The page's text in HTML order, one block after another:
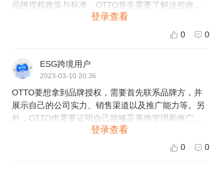
品牌授权政策与标准，OTTO首先需要了解这些政策
及标准，以便全面满足品牌授权的要求。 2. 提供店铺
资料：在开始品牌授权申请之前，OTTO需要提供店
值。 3. 了解授权规则：OTTO需要详细了解品牌授权
的规则，以便更好地向品牌方做出承诺。授权规则包
括销售要求、库存和定价等主要条款和条件。 4. 设计
具体销售方案：OTTO需要准备一份具体的销售方
案，明确包括营销推广、渠道分析、营销策略、市场
细分分析及市场份额等细节。 5. 联系品牌方：OTTO
需要主动与品牌方建立联系，并详细介绍自己的平台
登录查看
0 0
ESG跨境用户
2023-03-10 20:36
OTTO要想拿到品牌授权，需要首先联系品牌方，并
展示自己的公司实力、销售渠道以及推广能力等。另
外，OTTO也需要证明自己能够妥善地管理和推广品
牌，保护品牌知识产权，确保品牌形象和声誉不受损
害。此外，品牌方还需要评估OTTO是否与其品牌定
登录查看
0 0